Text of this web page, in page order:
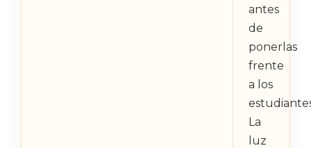
antes
de
ponerlas
frente
a los
La
luz